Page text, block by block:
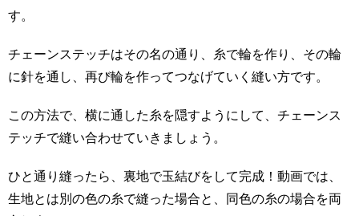
す。
チェーンステッチはその名の通り、糸で輪を作り、その輪
に針を通し、再び輪を作ってつなげていく縫い方です。
この方法で、横に通した糸を隠すようにして、チェーンス
テッチで縫い合わせていきましょう。
ひと通り縫ったら、裏地で玉結びをして完成！動画では、
生地とは別の色の糸で縫った場合と、同色の糸の場合を両